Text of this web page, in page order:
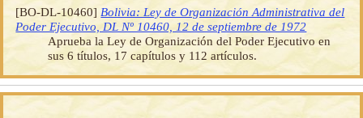
[BO-DL-10460] Bolivia: Ley de Organización Administrativa del
Poder Ejecutivo, DL Nº 10460, 12 de septiembre de 1972
Aprueba la Ley de Organización del Poder Ejecutivo en
sus 6 títulos, 17 capítulos y 112 artículos.